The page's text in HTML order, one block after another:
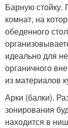
Барную
комнат, на
обеденного
идеально для
органичного
из материалов
Арки (балки).
зонирования
находится в